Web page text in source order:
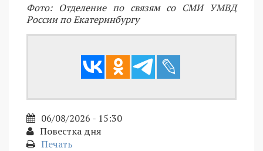
Фото: Отделение по связям со СМИ УМВД
России по Екатеринбургу
06/08/2026 - 15:30
Повестка дня
Печать